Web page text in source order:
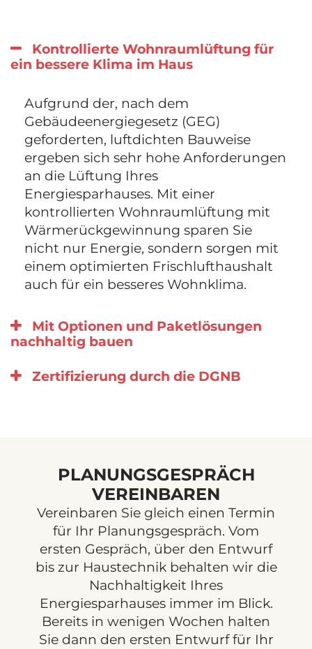
Kontrollierte Wohnraumlüftung für
ein bessere Klima im Haus
Aufgrund der, nach dem
Gebäudeenergiegesetz (GEG)
geforderten, luftdichten Bauweise
ergeben sich sehr hohe Anforderungen
an die Lüftung Ihres
Energiesparhauses. Mit einer
kontrollierten Wohnraumlüftung mit
Wärmerückgewinnung sparen Sie
nicht nur Energie, sondern sorgen mit
einem optimierten Frischlufthaushalt
auch für ein besseres Wohnklima.
Mit Optionen und Paketlösungen
nachhaltig bauen
Zertifizierung durch die DGNB
PLANUNGSGESPRÄCH
VEREINBAREN
Vereinbaren Sie gleich einen Termin
für Ihr Planungsgespräch. Vom
ersten Gespräch, über den Entwurf
bis zur Haustechnik behalten wir die
Nachhaltigkeit Ihres
Energiesparhauses immer im Blick.
Bereits in wenigen Wochen halten
Sie dann den ersten Entwurf für Ihr